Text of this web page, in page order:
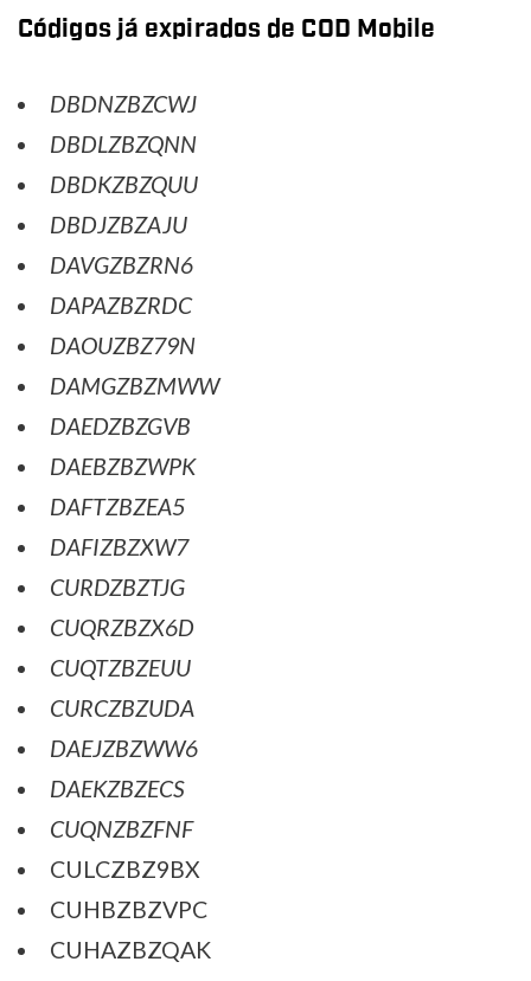
Códigos já expirados de COD Mobile
DBDNZBZCWJ
DBDLZBZQNN
DBDKZBZQUU
DBDJZBZAJU
DAVGZBZRN6
DAPAZBZRDC
DAOUZBZ79N
DAMGZBZMWW
DAEDZBZGVB
DAEBZBZWPK
DAFTZBZEA5
DAFIZBZXW7
CURDZBZTJG
CUQRZBZX6D
CUQTZBZEUU
CURCZBZUDA
DAEJZBZWW6
DAEKZBZECS
CUQNZBZFNF
CULCZBZ9BX
CUHBZBZVPC
CUHAZBZQAK